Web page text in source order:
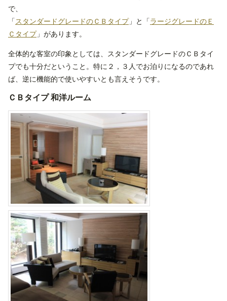
で、
「 スタンダードグレードのＣＢタイプ」と「ラージグレードのＥ
Ｃタイプ」があります。
全体的な客室の印象としては、スタンダードグレードのＣＢタイ
プでも十分だということ。特に２，３人でお泊りになるのであれ
ば、逆に機能的で使いやすいとも言えそうです。
ＣＢタイプ 和洋ルーム